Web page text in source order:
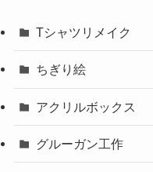
Tシャツリメイク
ちぎり絵
アクリルボックス
グルーガン工作